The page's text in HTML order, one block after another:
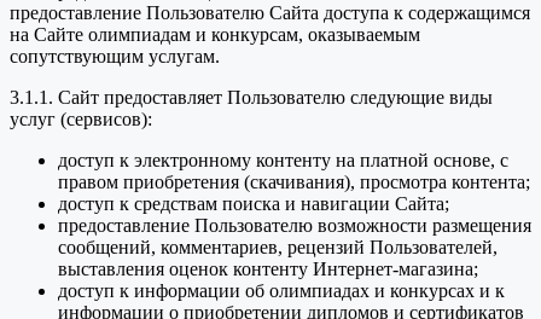
предоставление Пользователю Сайта доступа к содержащимся
на Сайте олимпиадам и конкурсам, оказываемым
сопутствующим услугам.
3.1.1. Сайт предоставляет Пользователю следующие виды
услуг (сервисов):
доступ к электронному контенту на платной основе, с
правом приобретения (скачивания), просмотра контента;
доступ к средствам поиска и навигации Сайта;
предоставление Пользователю возможности размещения
сообщений, комментариев, рецензий Пользователей,
выставления оценок контенту Интернет-магазина;
доступ к информации об олимпиадах и конкурсах и к
информации о приобретении дипломов и сертификатов